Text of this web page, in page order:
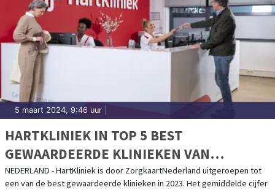
5 maart 2024, 9:46 uur
HARTKLINIEK IN TOP 5 BEST
GEWAARDEERDE KLINIEKEN VAN
ZORGKAARTNEDERLAND
NEDERLAND - HartKliniek is door ZorgkaartNederland uitgeroepen tot
een van de best gewaardeerde klinieken in 2023. Het gemiddelde cijfer